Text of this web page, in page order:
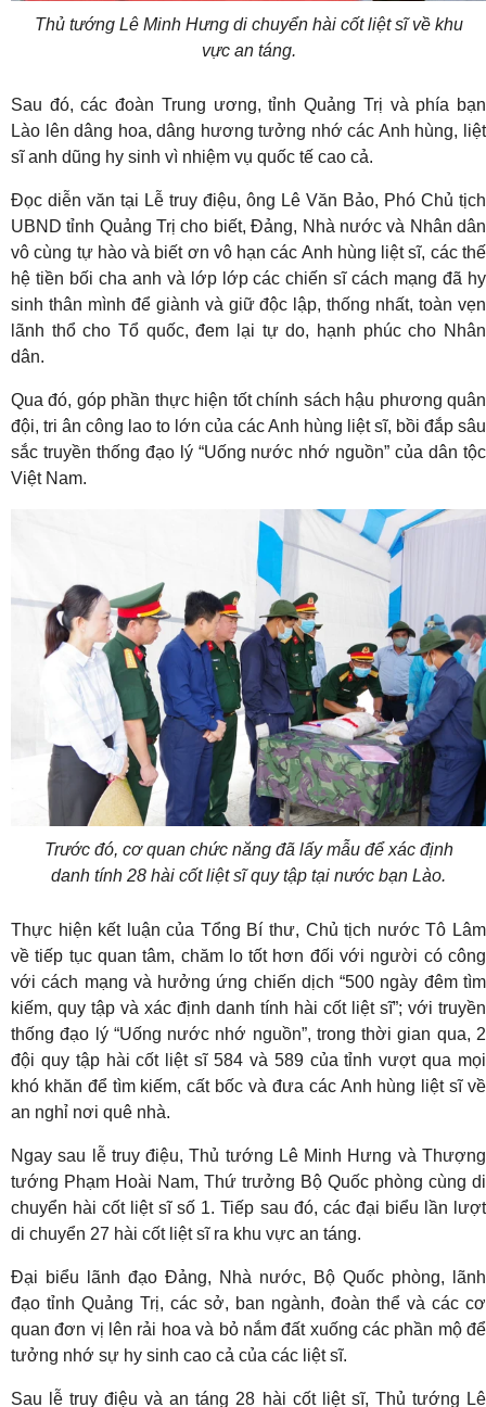
Thủ tướng Lê Minh Hưng di chuyển hài cốt liệt sĩ về khu
vực an táng.
Sau đó, các đoàn Trung ương, tỉnh Quảng Trị và phía bạn
Lào lên dâng hoa, dâng hương tưởng nhớ các Anh hùng, liệt
sĩ anh dũng hy sinh vì nhiệm vụ quốc tế cao cả.
Đọc diễn văn tại Lễ truy điệu, ông Lê Văn Bảo, Phó Chủ tịch
UBND tỉnh Quảng Trị cho biết, Đảng, Nhà nước và Nhân dân
vô cùng tự hào và biết ơn vô hạn các Anh hùng liệt sĩ, các thế
hệ tiền bối cha anh và lớp lớp các chiến sĩ cách mạng đã hy
sinh thân mình để giành và giữ độc lập, thống nhất, toàn vẹn
lãnh thổ cho Tổ quốc, đem lại tự do, hạnh phúc cho Nhân
dân.
Qua đó, góp phần thực hiện tốt chính sách hậu phương quân
đội, tri ân công lao to lớn của các Anh hùng liệt sĩ, bồi đắp sâu
sắc truyền thống đạo lý “Uống nước nhớ nguồn” của dân tộc
Việt Nam.
Trước đó, cơ quan chức năng đã lấy mẫu để xác định
danh tính 28 hài cốt liệt sĩ quy tập tại nước bạn Lào.
Thực hiện kết luận của Tổng Bí thư, Chủ tịch nước Tô Lâm
về tiếp tục quan tâm, chăm lo tốt hơn đối với người có công
với cách mạng và hưởng ứng chiến dịch “500 ngày đêm tìm
kiếm, quy tập và xác định danh tính hài cốt liệt sĩ”; với truyền
thống đạo lý “Uống nước nhớ nguồn”, trong thời gian qua, 2
đội quy tập hài cốt liệt sĩ 584 và 589 của tỉnh vượt qua mọi
khó khăn để tìm kiếm, cất bốc và đưa các Anh hùng liệt sĩ về
an nghỉ nơi quê nhà.
Ngay sau lễ truy điệu, Thủ tướng Lê Minh Hưng và Thượng
tướng Phạm Hoài Nam, Thứ trưởng Bộ Quốc phòng cùng di
chuyển hài cốt liệt sĩ số 1. Tiếp sau đó, các đại biểu lần lượt
di chuyển 27 hài cốt liệt sĩ ra khu vực an táng.
Đại biểu lãnh đạo Đảng, Nhà nước, Bộ Quốc phòng, lãnh
đạo tỉnh Quảng Trị, các sở, ban ngành, đoàn thể và các cơ
quan đơn vị lên rải hoa và bỏ nắm đất xuống các phần mộ để
tưởng nhớ sự hy sinh cao cả của các liệt sĩ.
Sau lễ truy điệu và an táng 28 hài cốt liệt sĩ, Thủ tướng Lê